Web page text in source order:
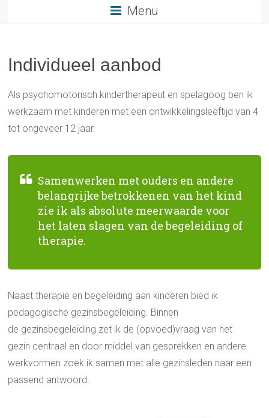
Menu
Individueel aanbod
Als psychomotorisch kindertherapeut en spelagoog ben ik
werkzaam met kinderen met een ontwikkelingsleeftijd van 4
tot ongeveer 12 jaar.
Samenwerken met ouders en andere
belangrijke betrokkenen van het kind
zie ik als absolute meerwaarde voor
het laten slagen van de begeleiding of
therapie.
Naast therapie en begeleiding aan kinderen bied ik
pedagogische gezinsbegeleiding. Binnen
de gezinsbegeleiding zet ik de (opvoed)vraag van het
gezin centraal en door middel van gesprekken en andere
werkvormen zoek ik samen met alle gezinsleden naar een
passend antwoord.